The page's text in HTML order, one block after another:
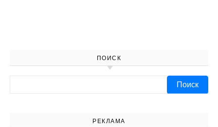
ПОИСК
РЕКЛАМА